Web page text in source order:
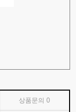
상품문의0